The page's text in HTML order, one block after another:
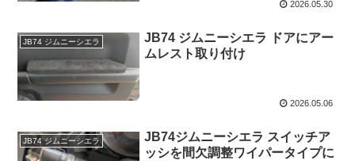
2026.05.30
JB74 ジムニーシエラ
JB74 ジムニーシエラ ドアにアー
ムレスト取り付け
2026.05.06
JB74 ジムニーシエラ
JB74ジムニーシエラ スイッチア
ッシを間欠調整ワイパータイプに